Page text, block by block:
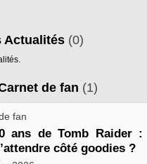
Actualités (0)
de fan (1)
fan
ans de Tomb Raider :
côté goodies ?